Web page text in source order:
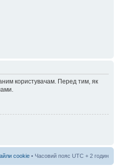
користувачам. Перед тим, як
cookie • Часовий пояс UTC + 2 годин